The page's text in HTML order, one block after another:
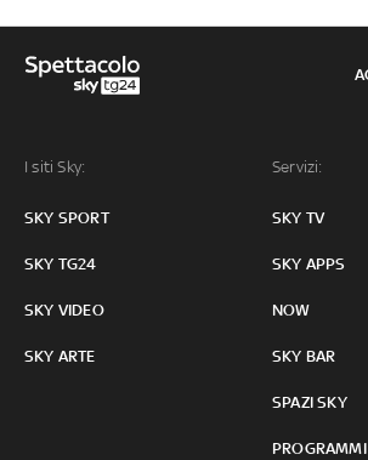
I siti Sky:
SKY SPORT
SKY TG24
SKY VIDEO
SKY ARTE
Servizi:
SKY TV
SKY APPS
NOW
SKY BAR
SPAZI SKY
PROGRAMMI